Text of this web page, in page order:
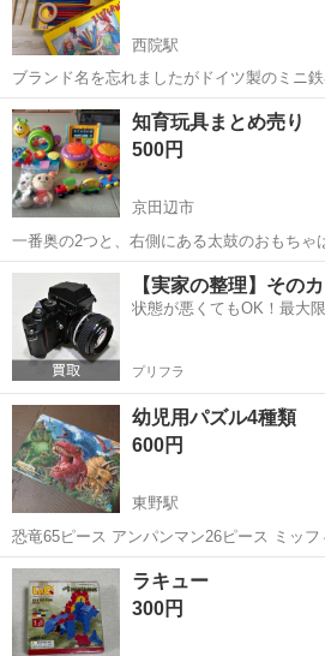
西院駅
ブランド名を忘れましたがドイツ製のミニ
を引き抜いて遊ぶゲームのセットです。 トライアングルの持ち手を無
くしたので毛糸で代用していました。
京都 京都市 西院駅 おもちゃ
知育玩具まとめ売り
500円
京田辺市
一番奥の2つと、右側にある太鼓のおもちゃ
全体的に使用に伴うキズや汚れはあります
を確認しています(電池残量が少ないものも
ルコールで拭き取ってあり、ぬいぐ...
京都 京田辺市 おもちゃ
【実家の整理】その
状態が悪くてもOK！最大
プリフラ
幼児用パズル4種類
600円
東野駅
恐竜65ピース アンパンマン26ピース ミッフ
55ピース ミッフィーのパズルに少しの剥げが何ヶ所かあります。 他は
キレイな状態です。 ご理解いただける方よろしくお願いいたします。
Joshin...
京都 京都市 東野駅
ラキュー
300円